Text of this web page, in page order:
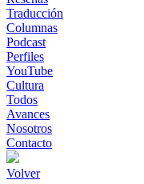
Traducción
Columnas
Podcast
Perfiles
YouTube
Cultura
Todos
Avances
Nosotros
Contacto
Volver